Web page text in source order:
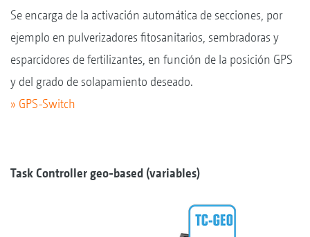
Se encarga de la activación automática de secciones, por
ejemplo en pulverizadores fitosanitarios, sembradoras y
esparcidores de fertilizantes, en función de la posición GPS
y del grado de solapamiento deseado.
» GPS-Switch
Task Controller geo-based (variables)